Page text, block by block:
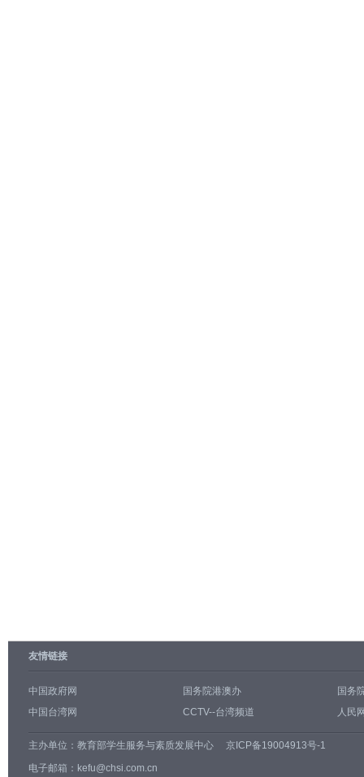
友情链接
中国政府网 国务院港澳办
国务
中国台湾网
CCTV--台湾频道 人民
主办单位： 教育部学生服务与素质发展中心
京ICP备19004913号-1
电子邮箱：kefu@chsi.com.cn